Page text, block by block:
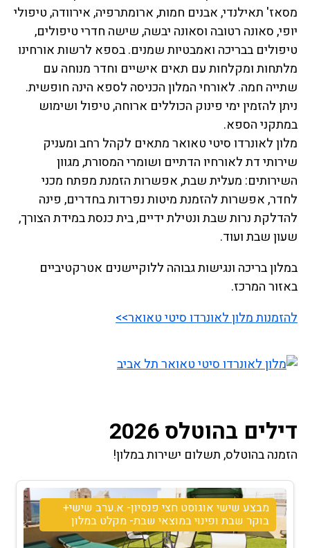
מסאז' תאילנדי, אבנים חמות, ארומתרפיה, אירוודה, טיפולי
יופי, סאונה רטובה וסאונה יבשה, שישה חדרי טיפולים,
טיפולים בבריכה ואמבטיות שמנים. בספא לרשות אורחינו
מלתחות ומקלחות עם תאים אישיים וחדר מנוחה עם
שתייה חמה. לאורחי המלון הכניסה לספא הינה חופשית.
ניתן להזמין ימי פינוק הכוללים ארוחה, טיפול ושימוש
במתקני הספא.
מלון לאונרדו סיטי טאואר מתאים לקהל רחב ומעניק
שירותי דת לאורחיו הדתיים ושומרי המסורת, מגוון
השירותים: מעלית שבת, אפשרות הזמנת מפתח מכני
לחדר, אפשרות להזמנת מיטות נפרדות בחדרים, פינה
להדלקת נרות שבת ונטילת ידיים, בית כנסת במידת הצורך,
שעון שבת ועוד.
במלון בריכה ונגישות גבוהה ללוקיישנים אטרקטיביים
באזור המרכז.
להזמנות מלון לאונרדו סיטי טאואר>>
דילים בהוטלס 2026
הזמנה בהוטלס, תשלום ישירות במלון!
מבצע שישי אוגוסט חצי פנסיון- א.ערב שישי+
בוקר שבת ופינוי במוצאי שבת- מקלט במלון